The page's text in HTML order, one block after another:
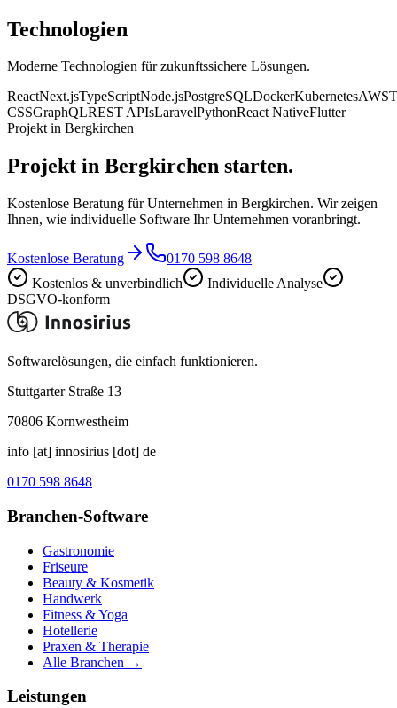
Technologien
Moderne Technologien für zukunftssichere Lösungen.
ReactNext.jsTypeScriptNode.jsPostgreSQLDockerKubernetesAWS
CSSGraphQLREST APIsLaravelPythonReact NativeFlutter
Projekt in Bergkirchen
Projekt in Bergkirchen starten.
Kostenlose Beratung für Unternehmen in Bergkirchen. Wir zeigen
Ihnen, wie individuelle Software Ihr Unternehmen voranbringt.
Kostenlose Beratung
0170 598 8648
Kostenlos & unverbindlich
Individuelle Analyse
DSGVO-konform
Softwarelösungen, die einfach funktionieren.
Stuttgarter Straße 13
70806 Kornwestheim
info [at] innosirius [dot] de
0170 598 8648
Branchen-Software
Gastronomie
Friseure
Beauty & Kosmetik
Handwerk
Fitness & Yoga
Hotellerie
Praxen & Therapie
Alle Branchen →
Leistungen